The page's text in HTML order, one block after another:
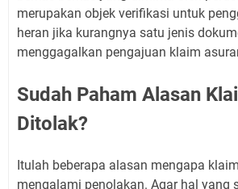
merupakan objek verifikasi untuk
heran jika kurangnya satu jenis
menggagalkan pengajuan klaim
Sudah Paham Alasan
Ditolak?
Itulah beberapa alasan mengapa
mengalami penolakan. Agar hal yang